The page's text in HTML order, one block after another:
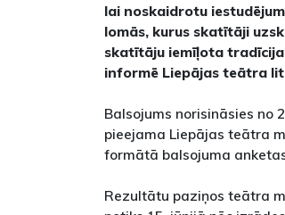
lai noskaidrotu
lomās, kurus skatītāji
skatītāju iemīļota tradīcija
informē Liepājas teātra
Balsojums norisināsies no
pieejama Liepājas teātra
formātā balsojuma
Rezultātu paziņos teātra